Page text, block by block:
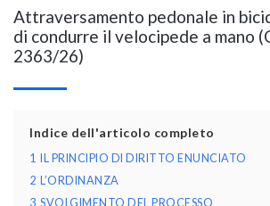
Attraversamento pedonale in
di condurre il velocipede a mano
2363/26)
Indice dell'articolo completo
1
IL PRINCIPIO DI DIRITTO ENUNCIATO
2 L’ORDINANZA
3 SVOLGIMENTO DEL PROCESSO